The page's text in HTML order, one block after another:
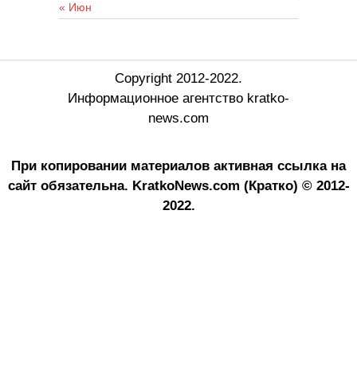
« Июн
Copyright 2012-2022.
Информационное агентство kratko-
news.com
При копировании материалов активная ссылка на
сайт обязательна. KratkoNews.com (Кратко) © 2012-
2022.